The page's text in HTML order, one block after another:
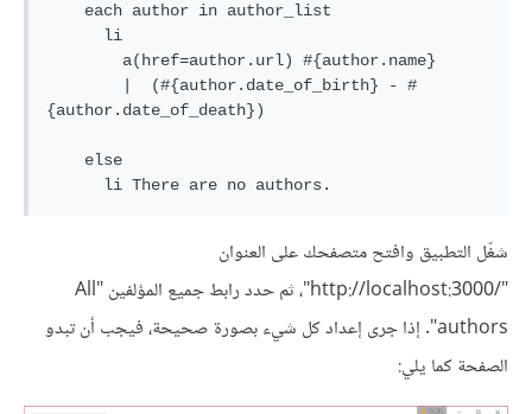
{author.date_of_death})
شغّل التطبيق وافتح متصفحك على العنوان
"http://localhost:3000/‎"، ثم حدد رابط جميع المؤلفين "All
authors". إذا جرى إعداد كل شيء بصورة صحيحة، فيجب أن تبدو
الصفحة كما يلي: